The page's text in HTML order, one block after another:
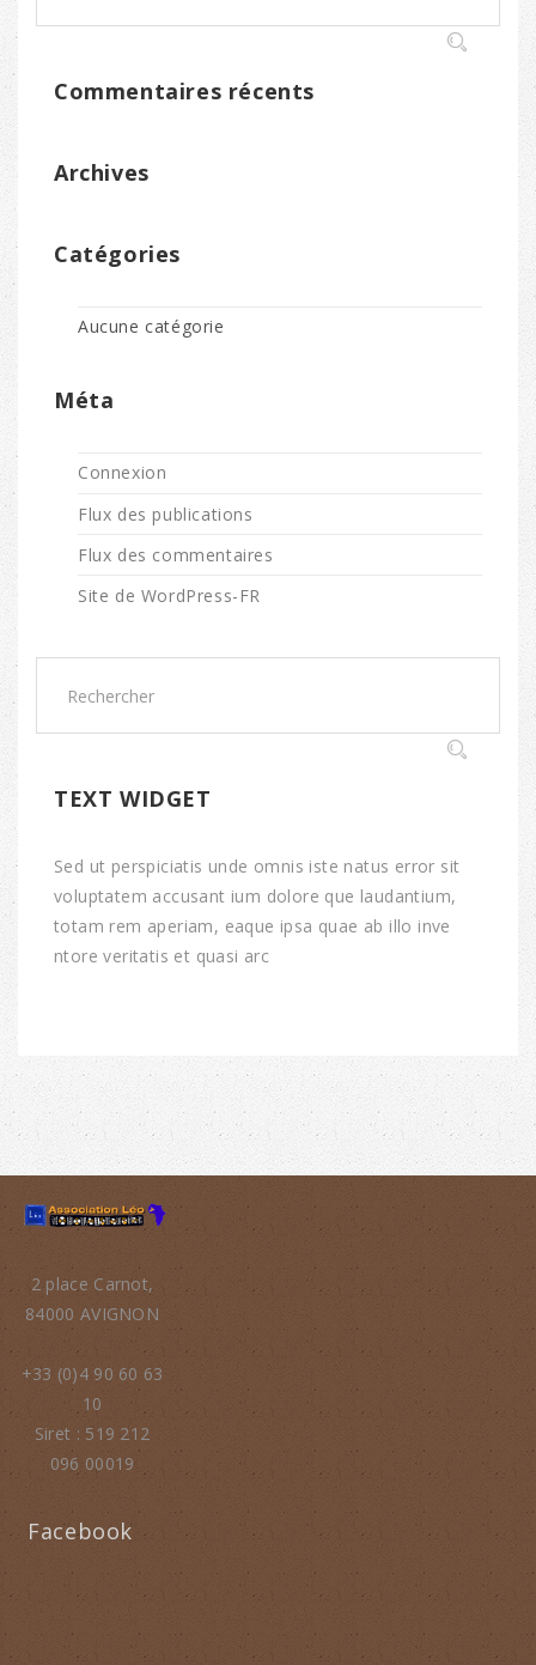
Commentaires récents
Archives
Catégories
Aucune catégorie
Méta
Connexion
Flux des publications
Flux des commentaires
Site de WordPress-FR
TEXT WIDGET
Sed ut perspiciatis unde omnis iste natus error sit
voluptatem accusant ium dolore que laudantium,
totam rem aperiam, eaque ipsa quae ab illo inve
ntore veritatis et quasi arc
2 place Carnot,
84000 AVIGNON
+33 (0)4 90 60 63
10
Siret : 519 212
096 00019
Facebook